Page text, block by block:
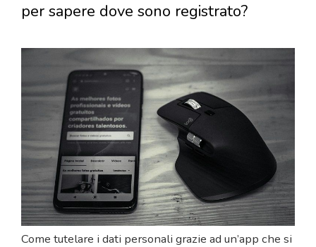
per sapere dove sono registrato?
Come tutelare i dati personali grazie ad un’app che si